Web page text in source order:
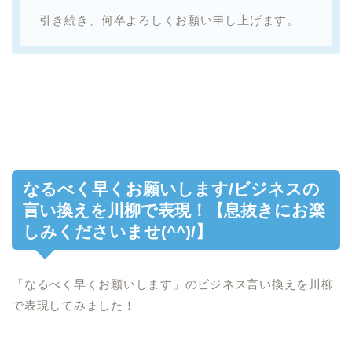
引き続き、何卒よろしくお願い申し上げます。
なるべく早くお願いします/ビジネスの
言い換えを川柳で表現！【息抜きにお楽
しみくださいませ(^^)/】
「なるべく早くお願いします」のビジネス言い換えを川柳
で表現してみました！